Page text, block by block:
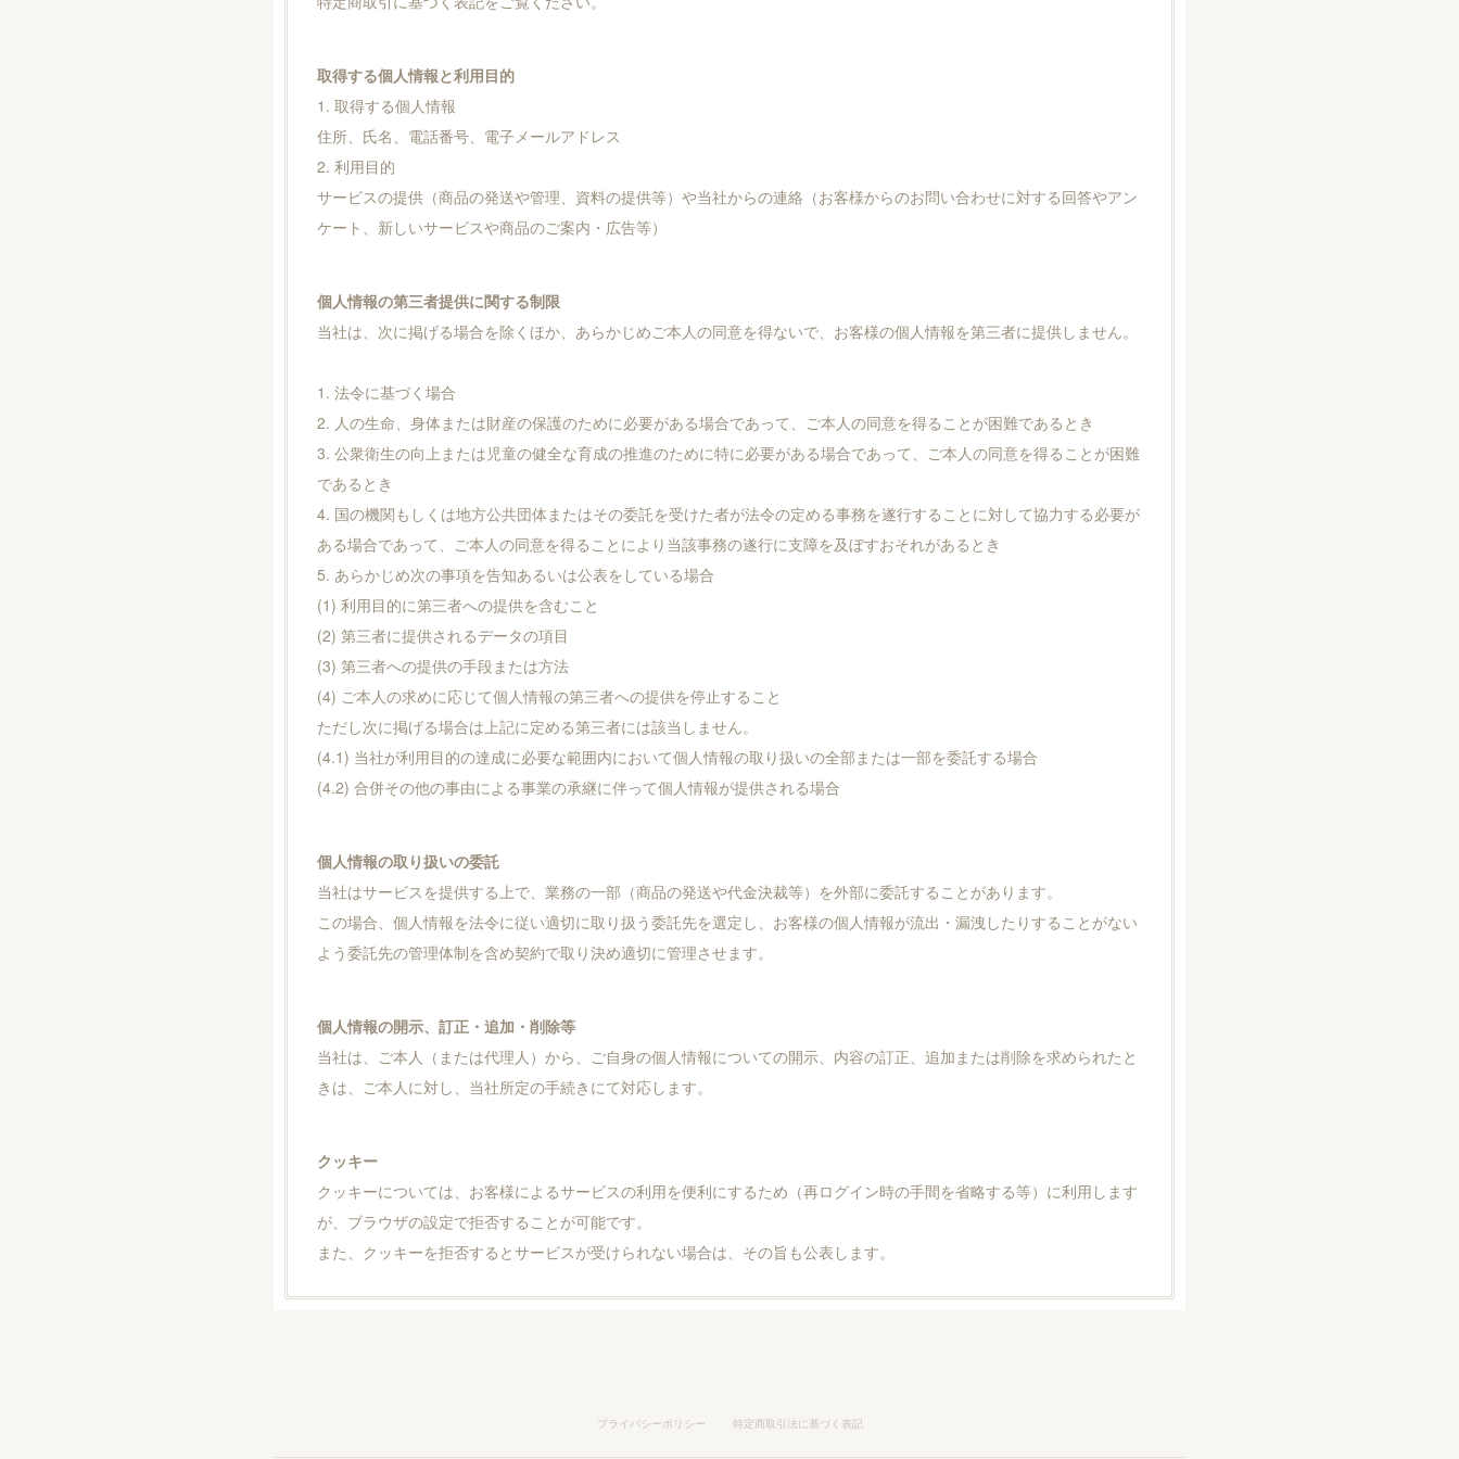
取得する個人情報と利用目的
1. 取得する個人情報
住所、氏名、電話番号、電子メールアドレス
2. 利用目的
サービスの提供（商品の発送や管理、資料の提供等）や当社からの連絡（お客様からのお問い合わせに対する回答やアン
ケート、新しいサービスや商品のご案内・広告等）
個人情報の第三者提供に関する制限
当社は、次に掲げる場合を除くほか、あらかじめご本人の同意を得ないで、お客様の個人情報を第三者に提供しません。
1. 法令に基づく場合
2. 人の生命、身体または財産の保護のために必要がある場合であって、ご本人の同意を得ることが困難であるとき
3. 公衆衛生の向上または児童の健全な育成の推進のために特に必要がある場合であって、ご本人の同意を得ることが困難
であるとき
4. 国の機関もしくは地方公共団体またはその委託を受けた者が法令の定める事務を遂行することに対して協力する必要が
ある場合であって、ご本人の同意を得ることにより当該事務の遂行に支障を及ぼすおそれがあるとき
5. あらかじめ次の事項を告知あるいは公表をしている場合
(1) 利用目的に第三者への提供を含むこと
(2) 第三者に提供されるデータの項目
(3) 第三者への提供の手段または方法
(4) ご本人の求めに応じて個人情報の第三者への提供を停止すること
ただし次に掲げる場合は上記に定める第三者には該当しません。
(4.1) 当社が利用目的の達成に必要な範囲内において個人情報の取り扱いの全部または一部を委託する場合
(4.2) 合併その他の事由による事業の承継に伴って個人情報が提供される場合
個人情報の取り扱いの委託
当社はサービスを提供する上で、業務の一部（商品の発送や代金決裁等）を外部に委託することがあります。
この場合、個人情報を法令に従い適切に取り扱う委託先を選定し、お客様の個人情報が流出・漏洩したりすることがない
よう委託先の管理体制を含め契約で取り決め適切に管理させます。
個人情報の開示、訂正・追加・削除等
当社は、ご本人（または代理人）から、ご自身の個人情報についての開示、内容の訂正、追加または削除を求められたと
きは、ご本人に対し、当社所定の手続きにて対応します。
クッキー
クッキーについては、お客様によるサービスの利用を便利にするため（再ログイン時の手間を省略する等）に利用します
が、ブラウザの設定で拒否することが可能です。
また、クッキーを拒否するとサービスが受けられない場合は、その旨も公表します。
プライバシーポリシー 特定商取引法に基づく表記